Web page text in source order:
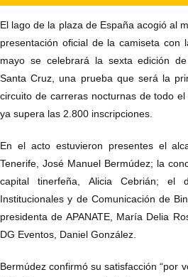
El lago de la plaza de España acogió al
presentación oficial de la camiseta con
mayo se celebrará la sexta edición
Santa Cruz, una prueba que será la
circuito de carreras nocturnas de todo
ya supera las 2.800 inscripciones.
En el acto estuvieron presentes el
Tenerife, José Manuel Bermúdez; la
capital tinerfeña, Alicia Cebrián; el
Institucionales y de Comunicación de
presidenta de APANATE, María Delia
DG Eventos, Daniel González.
Bermúdez confirmó su satisfacción “por